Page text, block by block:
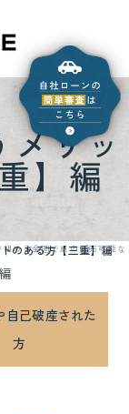
リッ
】編
める全国で車の販売可能な
のある方【三重】編
自己破産された
方